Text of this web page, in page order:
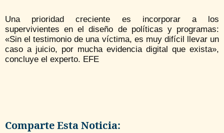
Una prioridad creciente es incorporar a los
supervivientes en el diseño de políticas y programas:
«Sin el testimonio de una víctima, es muy difícil llevar un
caso a juicio, por mucha evidencia digital que exista»,
concluye el experto. EFE
Comparte Esta Noticia: